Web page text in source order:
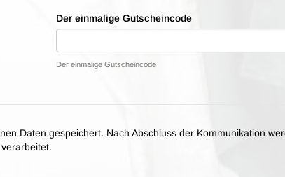
Der einmalige Gutscheincode
Der einmalige Gutscheincode
Daten gespeichert. Nach Abschluss der Kommunikation